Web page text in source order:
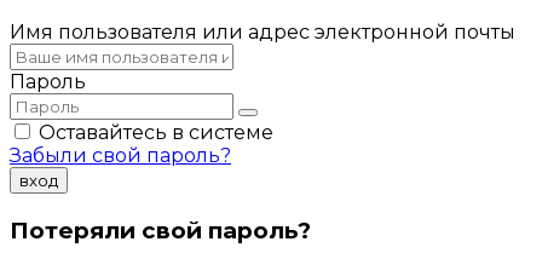
Имя пользователя или адрес электронной почты
Пароль
Оставайтесь в системе
Забыли свой пароль?
вход
Потеряли свой пароль?